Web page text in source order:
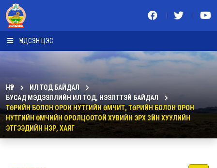
ҮНДСЭН ЦЭС
НҮҮР
ИЛ ТОД БАЙДАЛ
БУСАД МЭДЭЭЛЛИЙН ИЛ ТОД, НЭЭЛТТЭЙ БАЙДАЛ
ТӨРИЙН БОЛОН ОРОН НУТГИЙН ӨМЧИТ, ТӨРИЙН БОЛОН ОРОН
НУТГИЙН ӨМЧИЙН ОРОЛЦООТОЙ ХУВИЙН ЭРХ ЗҮЙН ХУУЛИЙН
ЭТГЭЭДИЙН НЭР, ХАЯГ